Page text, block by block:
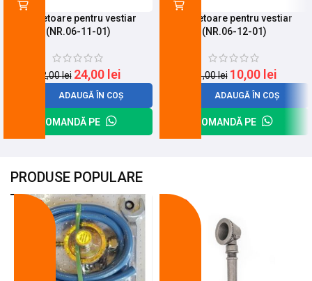
Incuietoare pentru vestiar
(NR.06-11-01)
32,00lei 24,00 lei
ADAUGĂ ÎN COȘ
COMANDĂ PE
Incuietoare pentru vestiar
(NR.06-12-01)
31,00lei 10,00 lei
ADAUGĂ ÎN COȘ
COMANDĂ PE
PRODUSE POPULARE